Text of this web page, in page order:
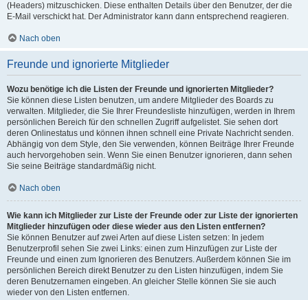
(Headers) mitzuschicken. Diese enthalten Details über den Benutzer, der die
E-Mail verschickt hat. Der Administrator kann dann entsprechend reagieren.
Nach oben
Freunde und ignorierte Mitglieder
Wozu benötige ich die Listen der Freunde und ignorierten Mitglieder?
Sie können diese Listen benutzen, um andere Mitglieder des Boards zu
verwalten. Mitglieder, die Sie Ihrer Freundesliste hinzufügen, werden in Ihrem
persönlichen Bereich für den schnellen Zugriff aufgelistet. Sie sehen dort
deren Onlinestatus und können ihnen schnell eine Private Nachricht senden.
Abhängig von dem Style, den Sie verwenden, können Beiträge Ihrer Freunde
auch hervorgehoben sein. Wenn Sie einen Benutzer ignorieren, dann sehen
Sie seine Beiträge standardmäßig nicht.
Nach oben
Wie kann ich Mitglieder zur Liste der Freunde oder zur Liste der ignorierten
Mitglieder hinzufügen oder diese wieder aus den Listen entfernen?
Sie können Benutzer auf zwei Arten auf diese Listen setzen: In jedem
Benutzerprofil sehen Sie zwei Links: einen zum Hinzufügen zur Liste der
Freunde und einen zum Ignorieren des Benutzers. Außerdem können Sie im
persönlichen Bereich direkt Benutzer zu den Listen hinzufügen, indem Sie
deren Benutzernamen eingeben. An gleicher Stelle können Sie sie auch
wieder von den Listen entfernen.